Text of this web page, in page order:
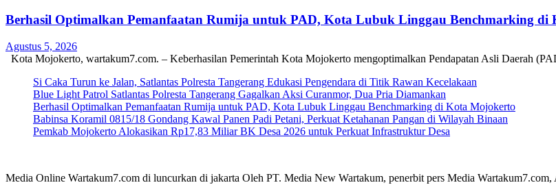
Berhasil Optimalkan Pemanfaatan Rumija untuk PAD, Kota Lubuk Linggau Benchmarking di
Agustus 5, 2026
Kota Mojokerto, wartakum7.com. – Keberhasilan Pemerintah Kota Mojokerto mengoptimalkan Pendapatan Asli Daerah
Si Caka Turun ke Jalan, Satlantas Polresta Tangerang Edukasi Pengendara di Titik Rawan Kecelakaan
Blue Light Patrol Satlantas Polresta Tangerang Gagalkan Aksi Curanmor, Dua Pria Diamankan
Berhasil Optimalkan Pemanfaatan Rumija untuk PAD, Kota Lubuk Linggau Benchmarking di Kota Mojokerto
Babinsa Koramil 0815/18 Gondang Kawal Panen Padi Petani, Perkuat Ketahanan Pangan di Wilayah Binaan
Pemkab Mojokerto Alokasikan Rp17,83 Miliar BK Desa 2026 untuk Perkuat Infrastruktur Desa
Media Online Wartakum7.com di luncurkan di jakarta Oleh PT. Media New Wartakum, penerbit pers Media